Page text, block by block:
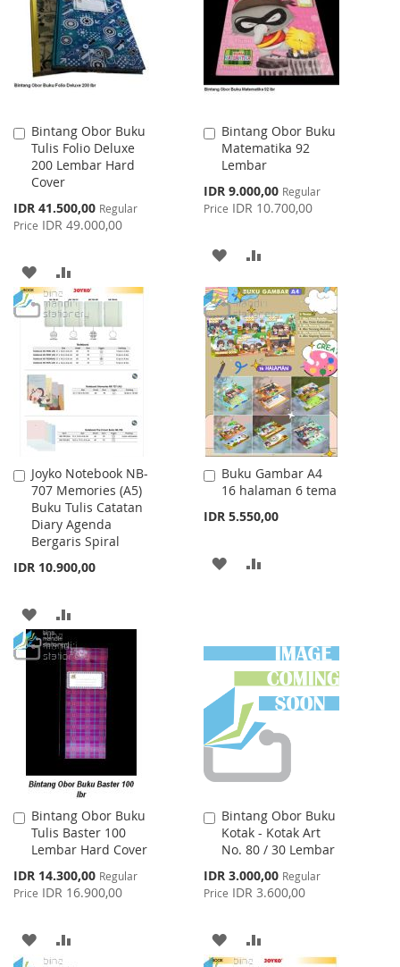
LIST
Bintang Obor Buku
Tulis Folio Deluxe
200 Lembar Hard
Cover
Special
Price
IDR 41.500,00 Regular
Price IDR 49.000,00
Add
to
Cart
ADD
TO
WISH
LIST
TO
COMPARE
Bintang Obor Buku
Matematika 92
Lembar
Special
Price
IDR 9.000,00 Regular
Price IDR 10.700,00
Add
to
Cart
ADD
TO
WISH
LIST
TO
COMPARE
Joyko Notebook NB-
707 Memories (A5)
Buku Tulis Catatan
Diary Agenda
Bergaris Spiral
IDR 10.900,00
Add
to
Cart
ADD
TO
WISH
TO
COMPARE
Buku Gambar A4
16 halaman 6 tema
IDR 5.550,00
Add
to
ADD
Bintang Obor Buku
Tulis Baster 100
Lembar Hard Cover
Special
Price
IDR 14.300,00 Regular
Price IDR 16.900,00
Add
to
Cart
ADD
Bintang Obor Buku
Kotak - Kotak Art
No. 80 / 30 Lembar
Special
Price
IDR 3.000,00 Regular
Price IDR 3.600,00
Add
to
Cart
ADD